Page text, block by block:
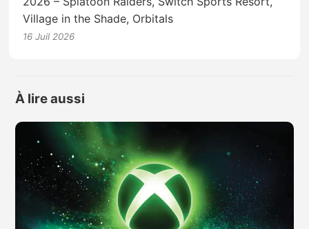
Village in the Shade, Orbitals
16 Juil 2026
À lire aussi